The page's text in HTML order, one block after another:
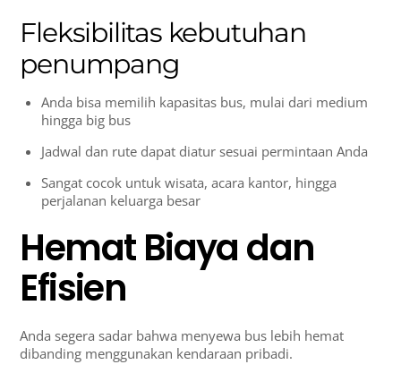
Fleksibilitas kebutuhan
penumpang
Anda bisa memilih kapasitas bus, mulai dari medium
hingga big bus
Jadwal dan rute dapat diatur sesuai permintaan Anda
Sangat cocok untuk wisata, acara kantor, hingga
perjalanan keluarga besar
Hemat Biaya dan
Efisien
Anda segera sadar bahwa menyewa bus lebih hemat
dibanding menggunakan kendaraan pribadi.